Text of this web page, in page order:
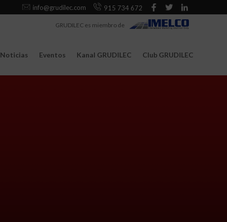
info@grudilec.com 915 734 672
Noticias Eventos Kanal GRUDILEC Club GRUDILEC
GRUDILEC es miembro de